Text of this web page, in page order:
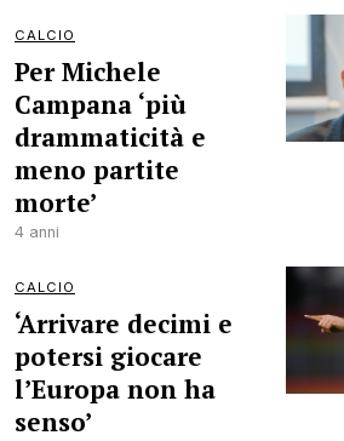
CALCIO
Per Michele
Campana ‘più
drammaticità e
meno partite
morte’
4 anni
CALCIO
‘Arrivare decimi e
potersi giocare
l’Europa non ha
senso’